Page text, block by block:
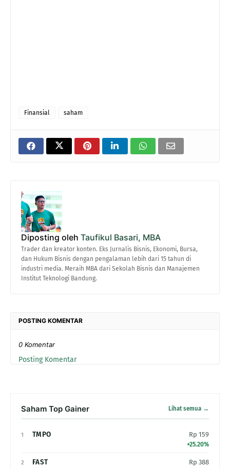
Finansial saham
Diposting oleh Taufikul Basari, MBA
Trader dan kreator konten. Eks Jurnalis Bisnis, Ekonomi, Bursa,
dan Hukum Bisnis dengan pengalaman lebih dari 15 tahun di
industri media. Meraih MBA dari Sekolah Bisnis dan Manajemen
Institut Teknologi Bandung.
POSTING KOMENTAR
0 Komentar
Posting Komentar
Saham Top Gainer Lihat semua →
1 TMPO Rp 159
+25.20%
2 FAST Rp 388